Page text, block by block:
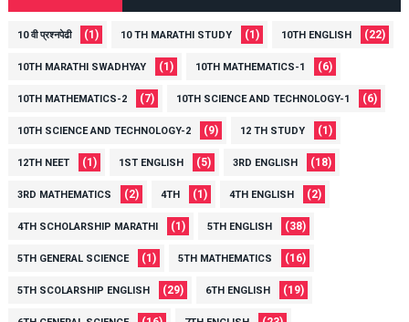
10 वी प्रश्नपेढी (1) 10 TH MARATHI STUDY (1) 10TH ENGLISH (22)
10TH MARATHI SWADHYAY (1) 10TH MATHEMATICS-1 (6)
10TH MATHEMATICS-2 (7) 10TH SCIENCE AND TECHNOLOGY-1 (6)
10TH SCIENCE AND TECHNOLOGY-2 (9) 12 TH STUDY (1)
12TH NEET (1) 1ST ENGLISH (5) 3RD ENGLISH (18)
3RD MATHEMATICS (2) 4TH (1) 4TH ENGLISH (2)
4TH SCHOLARSHIP MARATHI (1) 5TH ENGLISH (38)
5TH GENERAL SCIENCE (1) 5TH MATHEMATICS (16)
5TH SCOLARSHIP ENGLISH (29) 6TH ENGLISH (19)